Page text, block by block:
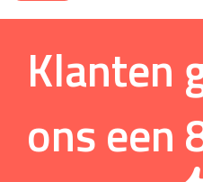
Klanten
ons een